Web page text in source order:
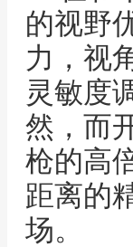
的视野
力，视
灵敏度
然，而
枪的高
距离的
场。